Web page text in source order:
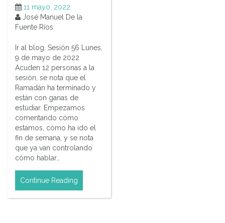
11 mayo, 2022
José Manuel De la
Fuente Ríos
Ir al blog. Sesión 56 Lunes,
9 de mayo de 2022
Acuden 12 personas a la
sesión, se nota que el
Ramadán ha terminado y
están con ganas de
estudiar. Empezamos
comentando cómo
estamos, cómo ha ido el
fin de semana, y se nota
que ya van controlando
cómo hablar…
Continue Reading